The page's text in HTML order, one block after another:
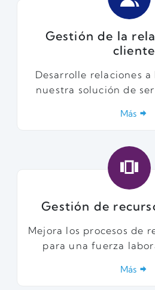
Gestión de la
cliente
Desarrolle relaciones
nuestra solución de
Más
Gestión de
Mejora los procesos de
para una fuerza
Más